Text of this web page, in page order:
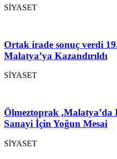
SİYASET
Ortak irade sonuç verdi
Malatya’ya Kazandırıldı
SİYASET
Ölmeztoprak ,Malatya’da
Sanayi İçin Yoğun Mesai
SİYASET